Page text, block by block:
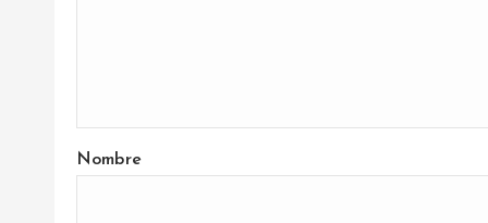
Nombre